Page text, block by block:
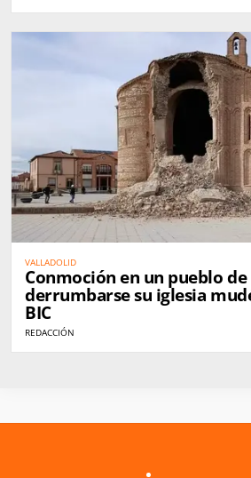
VALLADOLID
Conmoción en un pueblo
derrumbarse su iglesia
BIC
REDACCIÓN